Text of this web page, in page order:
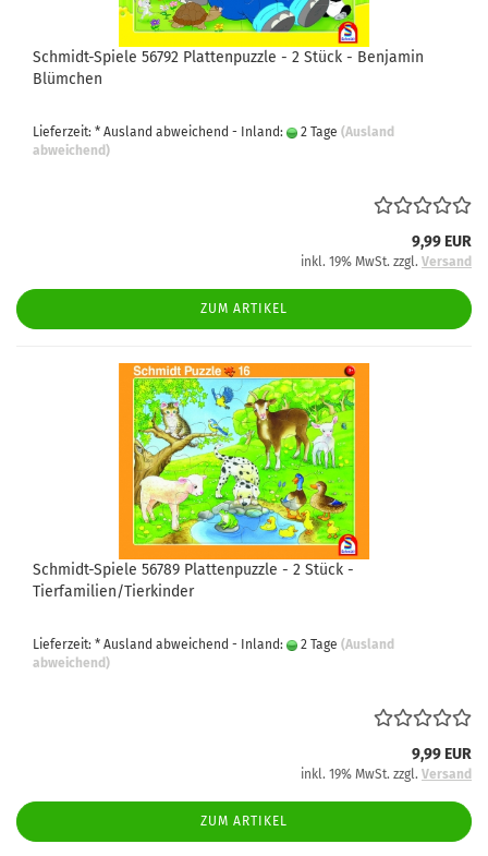
Schmidt-Spiele 56792 Plattenpuzzle - 2 Stück - Benjamin
Blümchen
Lieferzeit: * Ausland abweichend - Inland: 2 Tage (Ausland
abweichend)
9,99 EUR
inkl. 19% MwSt. zzgl. Versand
ZUM ARTIKEL
Schmidt-Spiele 56789 Plattenpuzzle - 2 Stück -
Tierfamilien/Tierkinder
Lieferzeit: * Ausland abweichend - Inland: 2 Tage (Ausland
abweichend)
9,99 EUR
inkl. 19% MwSt. zzgl. Versand
ZUM ARTIKEL